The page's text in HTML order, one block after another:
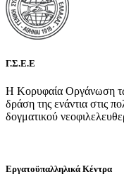
Γ.Σ.Ε.Ε
Η Κορυφαία Οργάνωση
δράση της ενάντια στις
δογματικού
Εργατοϋπαλληλικά Κέντρα